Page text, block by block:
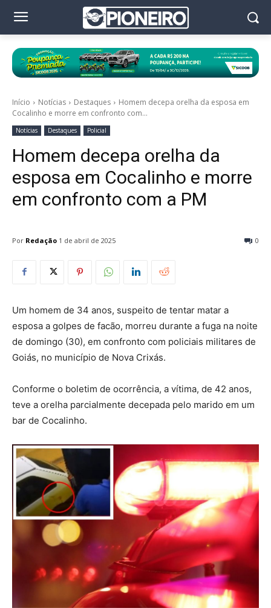
Início Notícias Destaques
Homem decepa orelha da esposa em
Cocalinho e morre em confronto com...
Notícias Destaques Policial
Homem decepa orelha da
esposa em Cocalinho e morre
em confronto com a PM
Por Redação 0
1 de abril de 2025
Um homem de 34 anos, suspeito de tentar matar a
esposa a golpes de facão, morreu durante a fuga na noite
de domingo (30), em confronto com policiais militares de
Goiás, no município de Nova Crixás.
Conforme o boletim de ocorrência, a vítima, de 42 anos,
teve a orelha parcialmente decepada pelo marido em um
bar de Cocalinho.